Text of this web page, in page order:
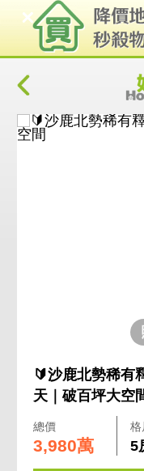
🔰沙鹿北勢稀有
天｜破百坪大空
總價
3,980萬
格
5